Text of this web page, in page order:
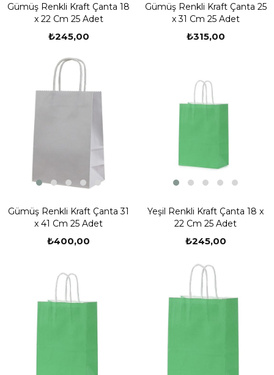
Gümüş Renkli Kraft Çanta 18
x 22 Cm 25 Adet
₺245,00
Gümüş Renkli Kraft Çanta 25
x 31 Cm 25 Adet
₺315,00
Gümüş Renkli Kraft Çanta 31
x 41 Cm 25 Adet
₺400,00
Yeşil Renkli Kraft Çanta 18 x
22 Cm 25 Adet
₺245,00